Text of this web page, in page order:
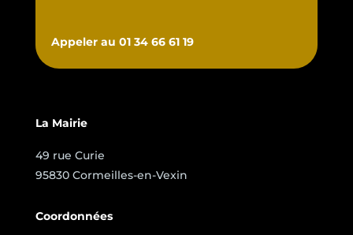
Appeler au 01 34 66 61 19
La Mairie
49 rue Curie
95830 Cormeilles-en-Vexin
Coordonnées